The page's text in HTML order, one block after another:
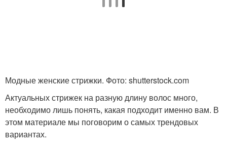
Модные женские стрижки. Фото: shutterstock.com
Актуальных стрижек на разную длину волос много,
необходимо лишь понять, какая подходит именно вам. В
этом материале мы поговорим о самых трендовых
вариантах.